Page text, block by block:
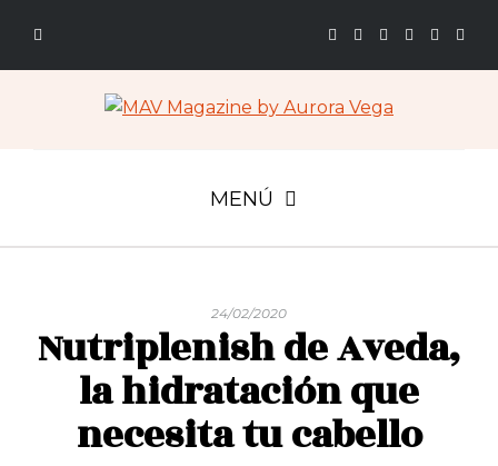
MENÚ
24/02/2020
Nutriplenish de Aveda,
la hidratación que
necesita tu cabello